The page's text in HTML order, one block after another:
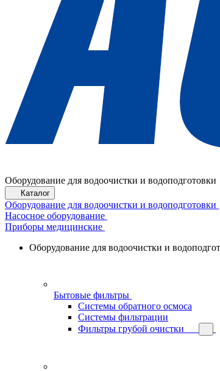
Оборудование для водоочистки и водоподготовки
Каталог
Оборудование для водоочистки и водоподготовки
Насосное оборудование
Приборы медицинские
Оборудование для водоочистки и
Бытовые фильтры
Системы обратного осмоса
Системы фильтрации
Фильтры грубой очистки